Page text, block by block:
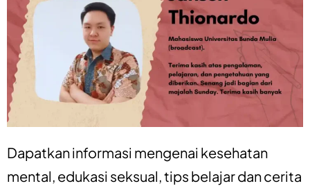
Dapatkan informasi mengenai kesehatan
mental, edukasi seksual,tips belajardancerita